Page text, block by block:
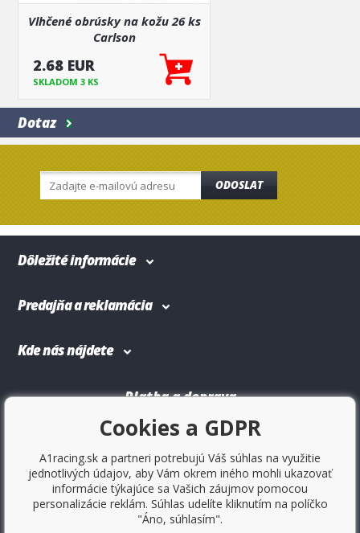
Vlhčené obrúsky na kožu 26 ks
Carlson
2.68 EUR
SKLADOM 3 KS
Dotaz
ODOSLAT
Dôležité informácie
Predajňa a reklamácia
Kde nás nájdete
Platba a doprava
Cookies a GDPR
A1racing.sk a partneri potrebujú Váš súhlas na využitie
jednotlivých údajov, aby Vám okrem iného mohli ukazovať
informácie týkajúce sa Vašich záujmov pomocou
personalizácie reklám. Súhlas udelíte kliknutím na políčko
"Áno, súhlasím".